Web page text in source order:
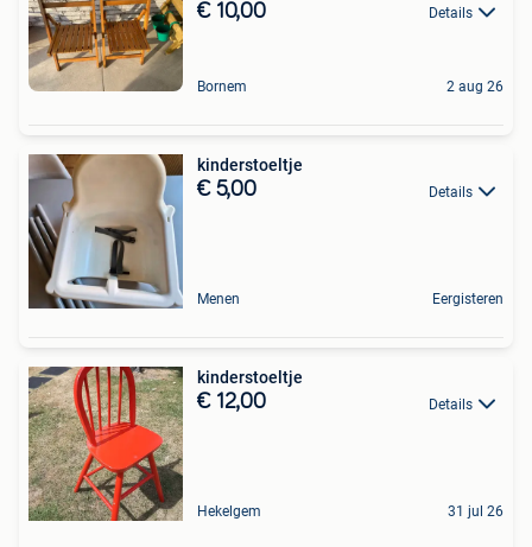
€ 10,00 Details
Bornem 2 aug 26
kinderstoeltje
€ 5,00 Details
Menen Eergisteren
kinderstoeltje
€ 12,00 Details
Hekelgem 31 jul 26